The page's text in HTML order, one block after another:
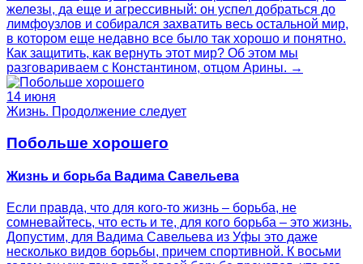
железы, да еще и агрессивный: он успел добраться до
лимфоузлов и собирался захватить весь остальной мир,
в котором еще недавно все было так хорошо и понятно.
Как защитить, как вернуть этот мир? Об этом мы
разговариваем с Константином, отцом Арины. →
14 июня
Жизнь. Продолжение следует
Побольше хорошего
Жизнь и борьба Вадима Савельева
Если правда, что для кого-то жизнь – борьба, не
сомневайтесь, что есть и те, для кого борьба – это жизнь.
Допустим, для Вадима Савельева из Уфы это даже
несколько видов борьбы, причем спортивной. К восьми